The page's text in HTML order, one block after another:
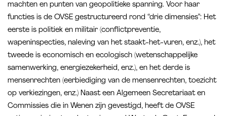
machten en punten van geopolitieke spanning. Voor haar
functies is de OVSE gestructureerd rond “drie dimensies”: Het
eerste is politiek en militair (conflictpreventie,
wapeninspecties, naleving van het staakt-het-vuren, enz.), het
tweede is economisch en ecologisch (wetenschappelijke
samenwerking, energiezekerheid, enz.), en het derde is
mensenrechten (eerbiediging van de mensenrechten, toezicht
op verkiezingen, enz.) Naast een Algemeen Secretariaat en
Commissies die in Wenen zijn gevestigd, heeft de OVSE